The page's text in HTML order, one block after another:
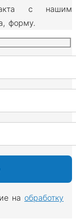
с нашим
форму.
на обработку